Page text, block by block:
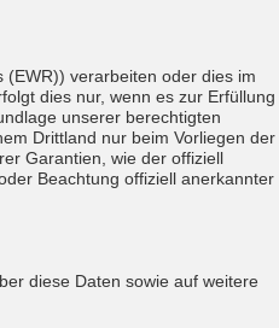
verarbeiten oder dies im
dies nur, wenn es zur Erfüllung
unserer berechtigten
Drittland nur beim Vorliegen der
Garantien, wie der offiziell
Beachtung offiziell anerkannter
diese Daten sowie auf weitere